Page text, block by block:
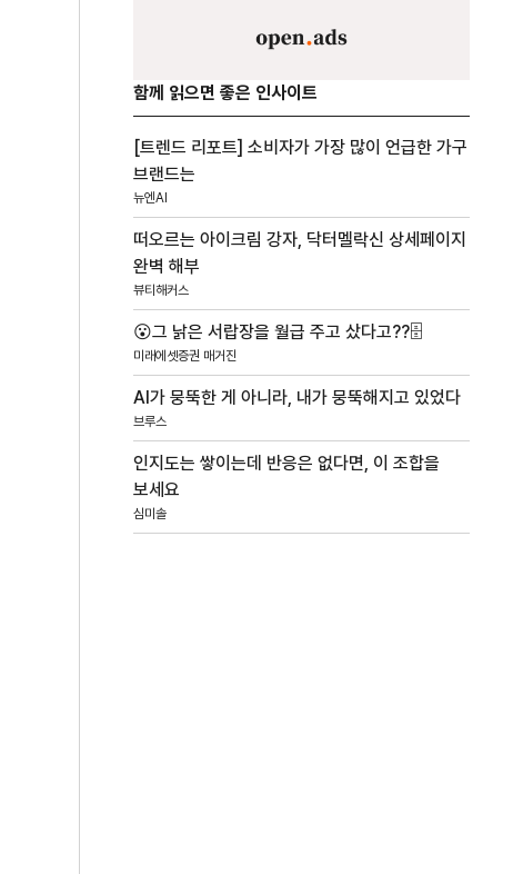
함께 읽으면 좋은 인사이트
[트렌드 리포트] 소비자가 가장 많이 언급한 가구
브랜드는
뉴엔AI
떠오르는 아이크림 강자, 닥터멜락신 상세페이지
완벽 해부
뷰티해커스
😮그 낡은 서랍장을 월급 주고 샀다고??🗄️
미래에셋증권 매거진
AI가 뭉뚝한 게 아니라, 내가 뭉뚝해지고 있었다
브루스
인지도는 쌓이는데 반응은 없다면, 이 조합을
보세요
심미솔